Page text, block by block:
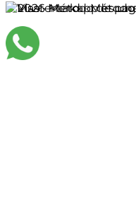
©2026Merkapp es